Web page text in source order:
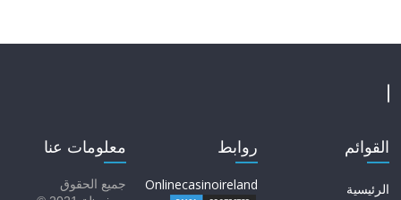
القوائم
الرئيسية
روابط
Onlinecasinoireland
معلومات عنا
جميع الحقوق